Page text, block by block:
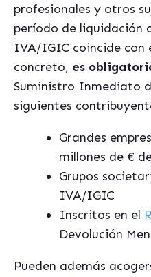
profesionales y otros
período de liquidación
IVA/IGIC coincide con
concreto, es
Suministro Inmediato
siguientes
Grandes
millones de €
Grupos
IVA/IGIC
Inscritos en el
Devolución
Pueden además